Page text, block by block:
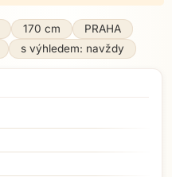
170 cm
PRAHA
s výhledem: navždy